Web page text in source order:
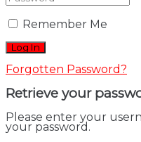
Remember Me
Forgotten Password?
Retrieve your
Please enter your
your password.